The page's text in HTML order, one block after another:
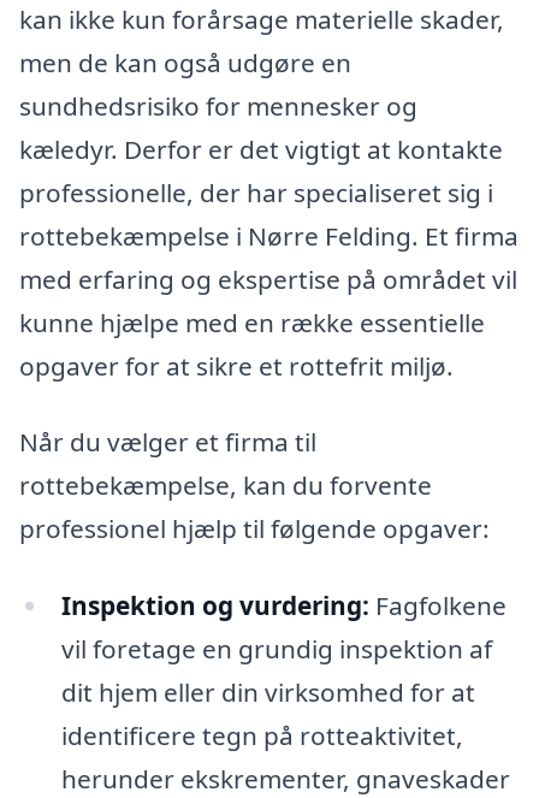
kan ikke kun forårsage materielle skader,
men de kan også udgøre en
sundhedsrisiko for mennesker og
kæledyr. Derfor er det vigtigt at kontakte
professionelle, der har specialiseret sig i
rottebekæmpelse i Nørre Felding. Et firma
med erfaring og ekspertise på området vil
kunne hjælpe med en række essentielle
opgaver for at sikre et rottefrit miljø.
Når du vælger et firma til
rottebekæmpelse, kan du forvente
professionel hjælp til følgende opgaver:
Inspektion og vurdering: Fagfolkene
vil foretage en grundig inspektion af
dit hjem eller din virksomhed for at
identificere tegn på rotteaktivitet,
herunder ekskrementer, gnaveskader